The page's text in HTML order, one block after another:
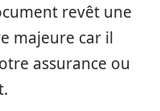
revêt une
majeure car il
assurance ou